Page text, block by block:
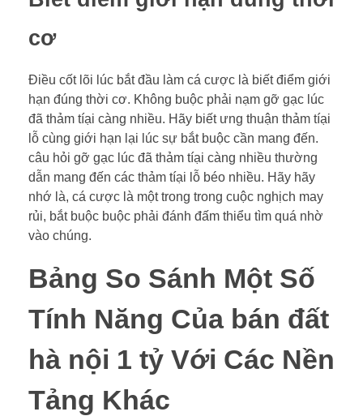
cơ
Điều cốt lõi lúc bắt đầu làm cá cược là biết điểm giới
hạn đúng thời cơ. Không buộc phải nạm gỡ gạc lúc
đã thảm tíại càng nhiều. Hãy biết ưng thuận thảm tíại
lỗ cùng giới hạn lại lúc sự bắt buộc cần mang đến.
câu hỏi gỡ gạc lúc đã thảm tíại càng nhiều thường
dẫn mang đến các thảm tíại lỗ béo nhiều. Hãy hãy
nhớ là, cá cược là một trong trong cuộc nghịch may
rủi, bắt buộc buộc phải đánh đấm thiểu tìm quá nhờ
vào chúng.
Bảng So Sánh Một Số
Tính Năng Của bán đất
hà nội 1 tỷ Với Các Nền
Tảng Khác